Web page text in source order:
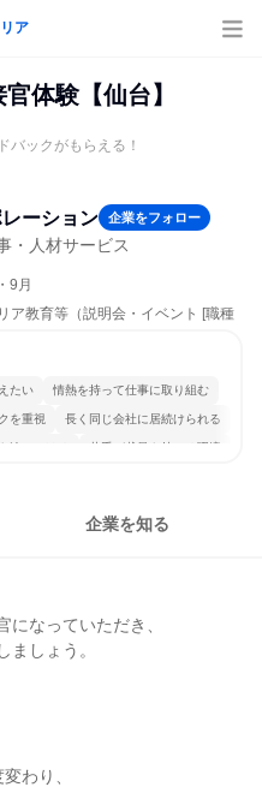
ア
体験【仙台】
バックがもらえる！
ーション 企業をフォロー
・人材サービス
9月
ア教育等（説明会・イベント [職種
たい 情熱を持って仕事に取り組む
を重視 長く同じ会社に居続けられる
追いかける 若手が裁量を持てる環境
企業を知る
になっていただき、
ましょう。
わり、